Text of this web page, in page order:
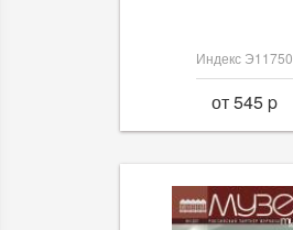
Индекс Э11750
от 545 p